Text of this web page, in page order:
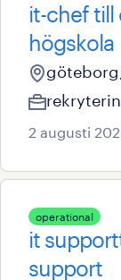
it-chef till
högskola
2 augusti
operational
it
support